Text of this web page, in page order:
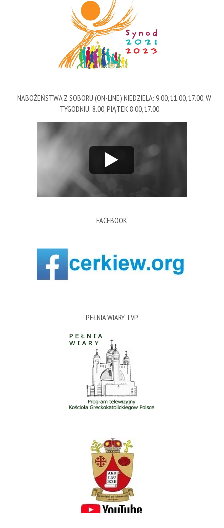
NABOŻEŃSTWA Z SOBORU (ON-LINE) NIEDZIELA: 9.00, 11.00, 17.00, W
TYGODNIU: 8.00, PIĄTEK 8.00, 17.00
FACEBOOK
PEŁNIA WIARY TVP